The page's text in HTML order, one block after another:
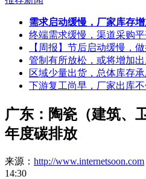
需求启动缓慢，厂家库存增
终端需求缓慢，渠道采购平
【周报】节后启动缓慢，
管制有所放松，或将增加出
区域少量出货，总体库存承
下游复工尚早，厂家出库不
广东：陶瓷（建筑、
年度碳排放
来源： http://www.internetsoon.com
14:30